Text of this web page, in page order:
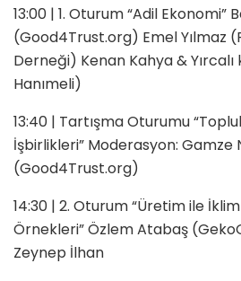
13:00 | 1. Oturum “Adil Ekonomi”
(Good4Trust.org) Emel Yılmaz
Derneği) Kenan Kahya & Yırcalı
Hanımeli)
13:40 | Tartışma Oturumu
İşbirlikleri” Moderasyon: Gamze
(Good4Trust.org)
14:30 | 2. Oturum “Üretim ile
Örnekleri” Özlem Atabaş
Zeynep İlhan